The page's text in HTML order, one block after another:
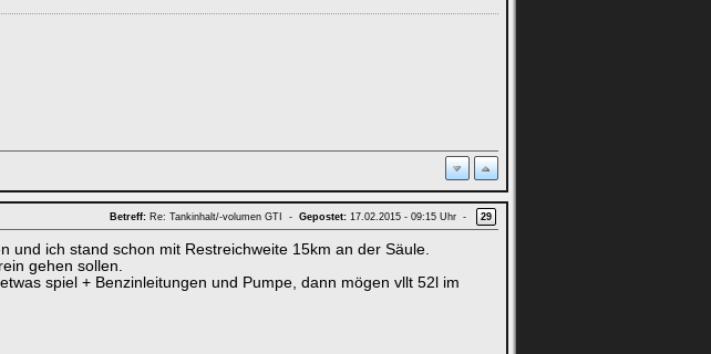
Betreff: Re: Tankinhalt/-volumen GTI - Gepostet: 17.02.2015 - 09:15 Uhr - 29
und ich stand schon mit Restreichweite 15km an der Säule.
gehen sollen.
spiel + Benzinleitungen und Pumpe, dann mögen vllt 52l im